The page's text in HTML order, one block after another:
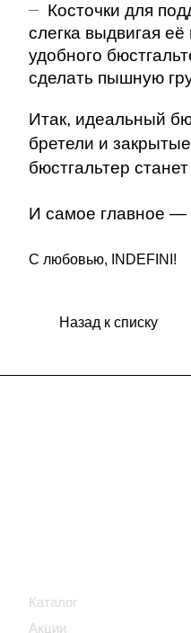
Косточки для
слегка выдвигая
удобного
сделать пышную
Итак, идеальный
бретели и
бюстгальтер
И самое главное —
С любовью, INDEFINI!
Назад к списку
Каталог
Акции